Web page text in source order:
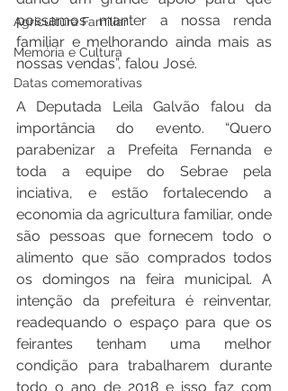
Agricultura Familiar
Memória e Cultura
Datas comemorativas
possamos manter a nossa renda
familiar e melhorando ainda mais as
nossas vendas”, falou José.
A Deputada Leila Galvão falou da
importância do evento. “Quero
parabenizar a Prefeita Fernanda e
toda a equipe do Sebrae pela
inciativa, e estão fortalecendo a
economia da agricultura familiar, onde
são pessoas que fornecem todo o
alimento que são comprados todos
os domingos na feira municipal. A
intenção da prefeitura é reinventar,
readequando o espaço para que os
feirantes tenham uma melhor
condição para trabalharem durante
todo o ano de 2018 e isso faz com